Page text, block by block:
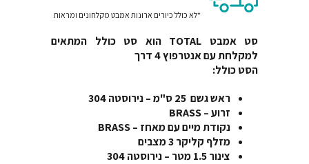
*לא כולל כיורים ארונות אמבט מקלחונים ומראות
סט אמבט TOTAL הוא סט כולל המתאים
למקלחת עם אנטרפוץ 4 דרך
הסט כולל:
ראש גשם 25 ס"מ – נירוסטה 304
זרוע – BRASS
נקודת מיים עם מאחז – BRASS
מזלף קליקר 3 מצבים
צינור 1.5 מטר – נירוסטה 304